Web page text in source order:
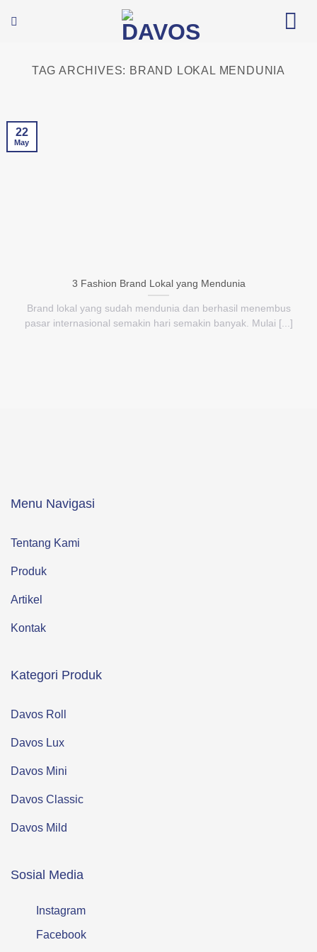
TAG ARCHIVES: BRAND LOKAL MENDUNIA
3 Fashion Brand Lokal yang Mendunia
Brand lokal yang sudah mendunia dan berhasil menembus
pasar internasional semakin hari semakin banyak. Mulai [...]
22
May
Menu Navigasi
Tentang Kami
Produk
Artikel
Kontak
Kategori Produk
Davos Roll
Davos Lux
Davos Mini
Davos Classic
Davos Mild
Sosial Media
Instagram
Facebook